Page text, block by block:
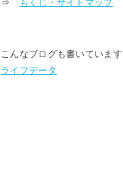
⇒ もくじ・サイトマップ
こんなブログも書いています
ライフデータ